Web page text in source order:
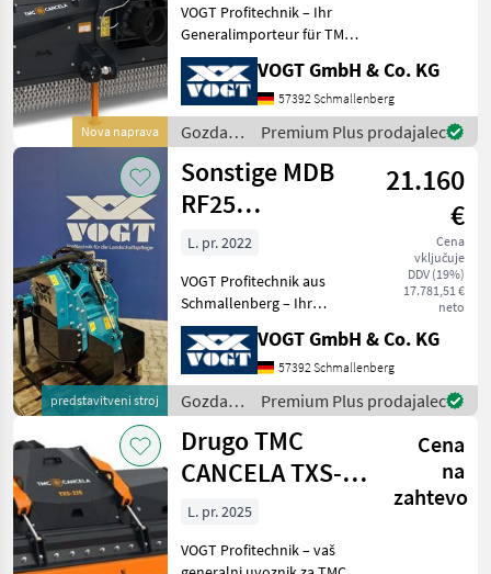
Nova naprava
VOGT Profitechnik – Ihr
Generalimporteur für TMC
CANCELA in Deutschland &
Österreich = Große Auswahl
an TMC Forstmulchern,
Forstfräsen &
Steinbrechern für Schlep
VOGT GmbH & Co. KG
57392 Schmallenberg
Gozdarska
in
lesarska
mehanizacija
/
Sonstige
Premium Plus prodajalec
predstavitveni stroj
Sonstige MDB
RF25
Reihenrodungsfräse
mit MDB
Anbaukit
21.160
€
Cena
vključuje
DDV (19%)
17.781,51 €
neto
L. pr. 2022
VOGT Profitechnik aus
Schmallenberg – Ihr
führender Anbieter für
professionelle
Landschaftspflegetechnik =
Mehrere VOGT-Standorte +
100 Servicepartner in
Deutsch
VOGT GmbH & Co. KG
57392 Schmallenberg
Gozdarska
in
lesarska
mehanizacija
/
Sonstige
Premium Plus prodajalec
Drugo TMC
CANCELA TXS-
225 drobilec
kamna/mletje
Cena
na
zahtevo
L. pr. 2025
VOGT Profitechnik – vaš